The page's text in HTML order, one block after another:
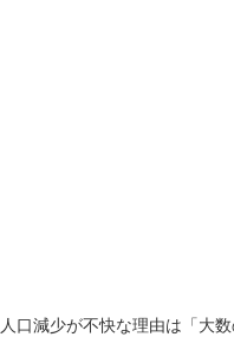
人口減少が不快な理由は「大